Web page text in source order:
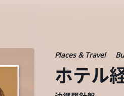
Places & Travel
ホテル